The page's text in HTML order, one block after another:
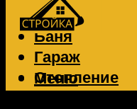
Забор
Баня
Гараж
Отопление
Вентиляция
Меню